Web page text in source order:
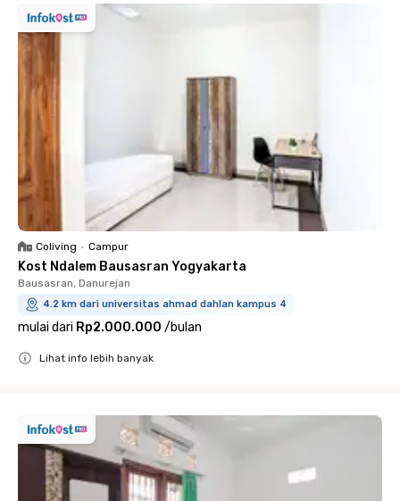
Coliving • Campur
Kost Ndalem Bausasran Yogyakarta
Bausasran, Danurejan
4.2 km dari universitas ahmad dahlan kampus 4
mulai dari Rp2.000.000 /bulan
Lihat info lebih banyak